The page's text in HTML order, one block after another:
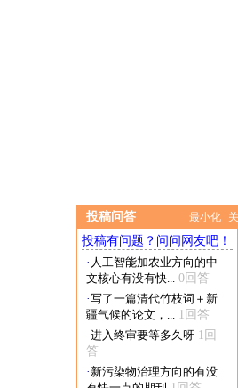
投稿问答 最小化
投稿有问题？问问网友吧！
· 人工智能加农业方向的中
文核心有没有快... 0回答
·写了一篇清代竹枝词＋新
疆气候的论文，... 1回答
·进入终审要等多久呀 1回
答
· 新污染物治理方向的有没